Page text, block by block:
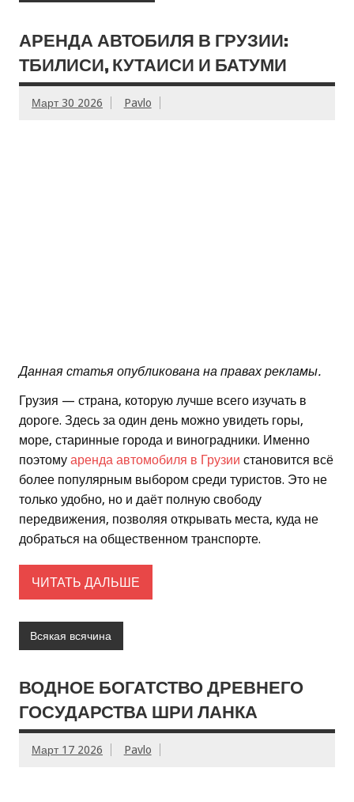
АРЕНДА АВТОБИЛЯ В ГРУЗИИ:
ТБИЛИСИ, КУТАИСИ И БАТУМИ
Март 30 2026 Pavlo
Данная статья опубликована на правах рекламы.
Грузия — страна, которую лучше всего изучать в
дороге. Здесь за один день можно увидеть горы,
море, старинные города и виноградники. Именно
поэтому аренда автомобиля в Грузии становится всё
более популярным выбором среди туристов. Это не
только удобно, но и даёт полную свободу
передвижения, позволяя открывать места, куда не
добраться на общественном транспорте.
ЧИТАТЬ ДАЛЬШЕ
Всякая всячина
ВОДНОЕ БОГАТСТВО ДРЕВНЕГО
ГОСУДАРСТВА ШРИ ЛАНКА
Март 17 2026 Pavlo